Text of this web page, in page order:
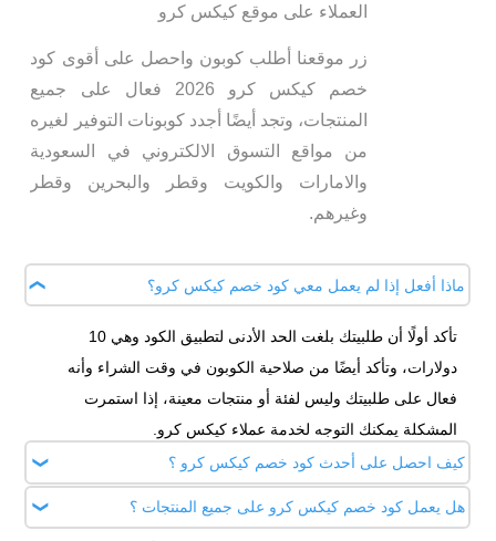
العملاء على موقع كيكس كرو
زر موقعنا أطلب كوبون واحصل على أقوى كود
خصم كيكس كرو 2026 فعال على جميع
المنتجات، وتجد أيضًا أجدد كوبونات التوفير لغيره
من مواقع التسوق الالكتروني في السعودية
والامارات والكويت وقطر والبحرين وقطر
وغيرهم.
ماذا أفعل إذا لم يعمل معي كود خصم كيكس كرو؟
تأكد أولًا أن طلبيتك بلغت الحد الأدنى لتطبيق الكود وهي 10
دولارات، وتأكد أيضًا من صلاحية الكوبون في وقت الشراء وأنه
فعال على طلبيتك وليس لفئة أو منتجات معينة، إذا استمرت
المشكلة يمكنك التوجه لخدمة عملاء كيكس كرو.
كيف احصل على أحدث كود خصم كيكس كرو ؟
زر موقعنا أطلب كوبون واحصل على أحدث كود خصم كيكس كرو (
هل يعمل كود خصم كيكس كرو على جميع المنتجات ؟